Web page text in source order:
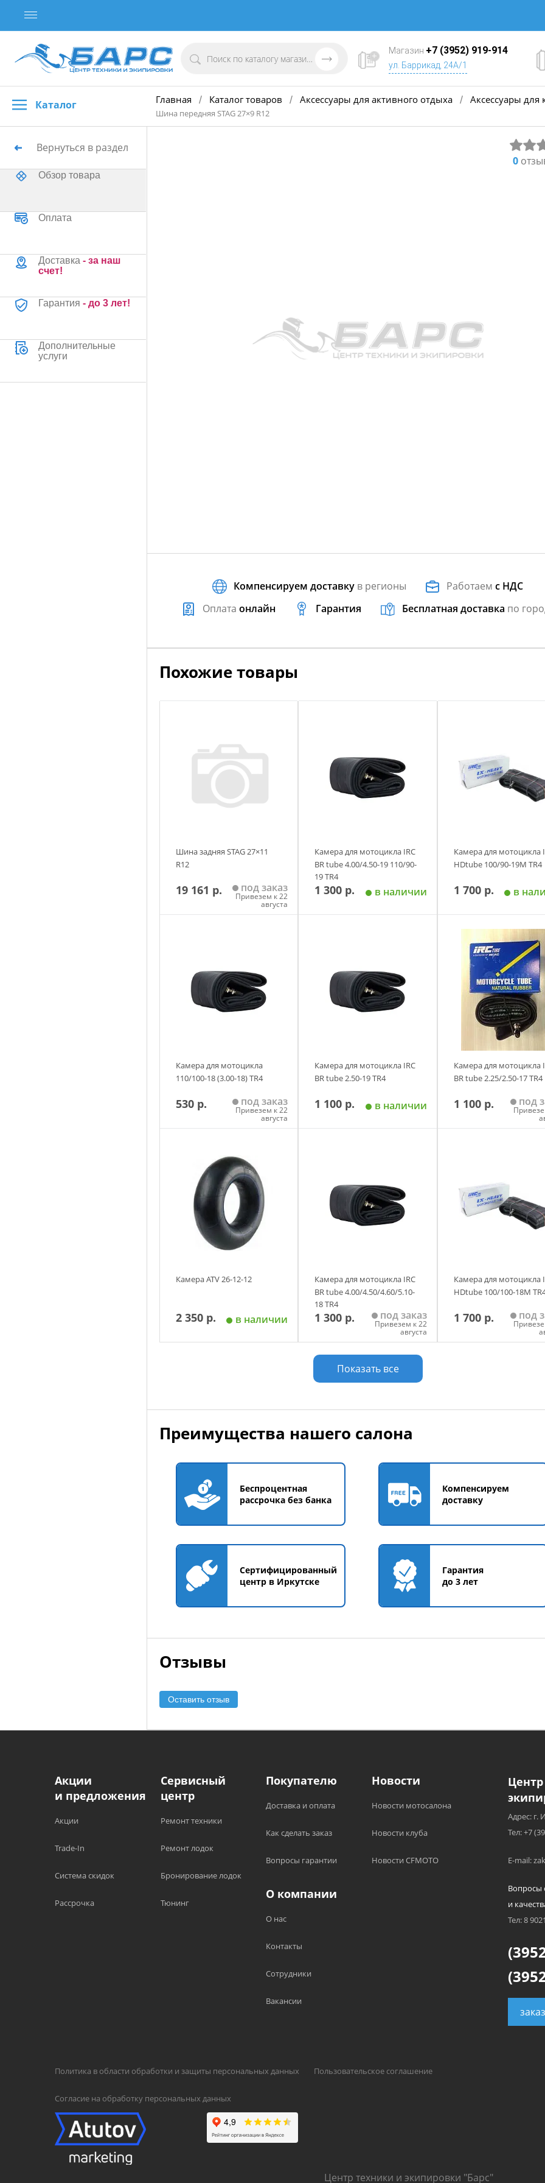
Магазин +7 (3952) 919-914
ул. Баррикад, 24А/1
Каталог Главная / Каталог товаров / Аксессуары для активного отдыха / Аксессуары для
Шина передняя STAG 27×9 R12
Вернуться в раздел
Обзор товара
Оплата
Доставка - за наш
счет!
Гарантия - до 3 лет!
Дополнительные
услуги
0
Компенсируем доставку в регионы Работаемс НДС
Оплата онлайн Гарантия Бесплатная доставка по
Похожие товары
Шина задняя STAG 27×11
R12
19 161 р. под заказ
Привезем к 22
августа
Камера для мотоцикла IRC
BR tube 4.00/4.50-19 110/90-
19 TR4
1 300 р. в наличии
Камера для мотоцикла
HDtube 100/90-19M TR4
1 700 р. в
Добавить в
Камера для мотоцикла
110/100-18 (3.00-18) TR4
530 р. под заказ
Привезем к 22
августа
Камера для мотоцикла IRC
BR tube 2.50-19 TR4
1 100 р. в наличии
Камера для мотоцикла
BR tube 2.25/2.50-17 TR4
1 100 р. под
Камера ATV 26-12-12
2 350 р. в наличии
Камера для мотоцикла IRC
BR tube 4.00/4.50/4.60/5.10-
18 TR4
1 300 р. под заказ
Привезем к 22
августа
Добавить в корзину
Камера для мотоцикла
HDtube 100/100-18M
1 700 р. под
Показать все
Преимущества нашего салона
Беспроцентная
рассрочка без банка
Компенсируем
доставку
Сертифицированный
центр в Иркутске
Гарантия
до 3 лет
Отзывы
Оставить отзыв
Акции
и предложения
Акции
Trade-In
Система скидок
Рассрочка
Сервисный
центр
Ремонт техники
Ремонт лодок
Бронирование лодок
Тюнинг
Покупателю
Доставка и оплата
Как сделать заказ
Вопросы гарантии
Новости
Новости мотосалона
Новости клуба
Новости CFMOTO
О компании
О нас
Контакты
Сотрудники
Вакансии
Политика в области обработки и защиты персональных данных Пользовательское соглашение
Согласие на обработку персональных данных
Адрес: г.
Тел: +7
E-mail:
Вопросы
и
Тел: 8
Центр техники и экипировки "Барс"